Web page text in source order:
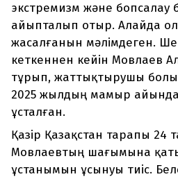
экстремизм және
айыпталып отыр. Алайда ол
жасалғанын мәлімдеген.
кеткеннен кейін Мовлаев
тұрып, жаттықтырушы
2025 жылдың мамыр айында
ұсталған.
Қазір Қазақстан тарапы 24
Мовлаевтың шағымына
ұстанымын ұсынуы тиіс.